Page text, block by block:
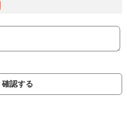
確認する